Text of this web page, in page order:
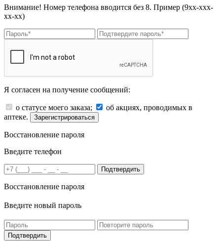
Внимание! Номер телефона вводится без 8. Пример (9хх-ххх-
хх-хх)
Я согласен на получение сообщений:
о статусе моего заказа;
об акциях, проводимых в
аптеке.
Зарегистрироваться
Восстановление пароля
Введите телефон
Подтвердить
Восстановление пароля
Введите новый пароль